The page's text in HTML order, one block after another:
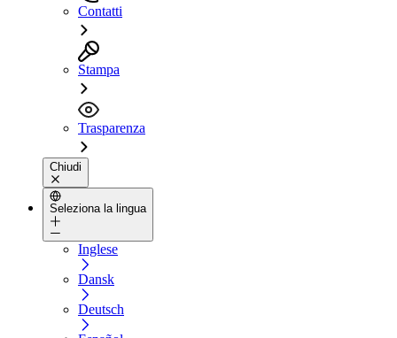
Contatti
Stampa
Trasparenza
Chiudi
Seleziona la lingua
Inglese
Dansk
Deutsch